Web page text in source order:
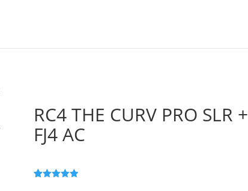
RC4 THE CURV PRO SLR +
FJ4 AC